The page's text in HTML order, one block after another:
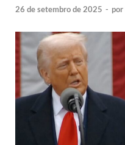
26 de setembro de 2025 - por